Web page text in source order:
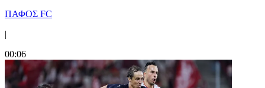
ΠΑΦΟΣ FC
|
00:06